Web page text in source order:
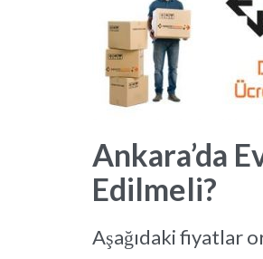
Ankara’da
Edilmeli?
Aşağıdaki fiyatlar